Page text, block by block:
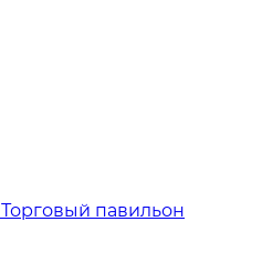
Торговый павильон